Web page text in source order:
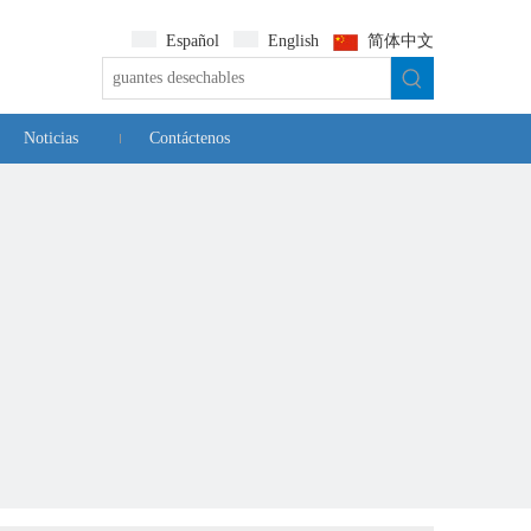
Español English 简体中文
Noticias Contáctenos